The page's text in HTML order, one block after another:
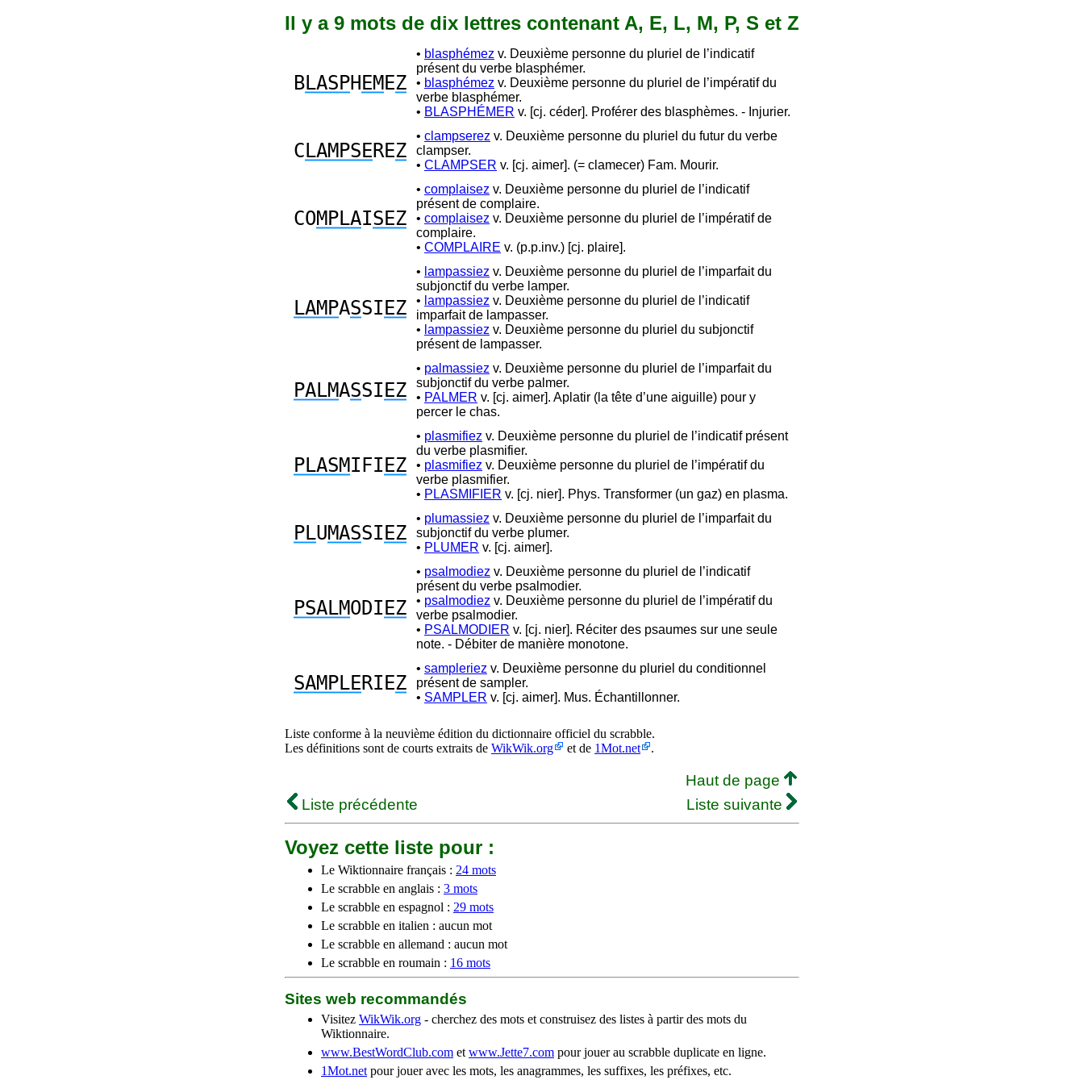
Il y a 9 mots de dix lettres contenant A, E, L, M, P, S et Z
BLASPH EM EZ
• blasphémez v. Deuxième personne du pluriel de l’indicatif
présent du verbe blasphémer.
• blasphémez v. Deuxième personne du pluriel de l’impératif du
verbe blasphémer.
• BLASPHÉMER v. [cj. céder]. Proférer des blasphèmes. - Injurier.
C LAMPSEREZ
• clampserez v. Deuxième personne du pluriel du futur du verbe
clampser.
• CLAMPSER v. [cj. aimer]. (= clamecer) Fam. Mourir.
COMPLAISEZ
• complaisez v. Deuxième personne du pluriel de l’indicatif
présent de complaire.
• complaisez v. Deuxième personne du pluriel de l’impératif de
complaire.
• COMPLAIRE v. (p.p.inv.) [cj. plaire].
LAMPASSI EZ
• lampassiez v. Deuxième personne du pluriel de l’imparfait du
subjonctif du verbe lamper.
• lampassiez v. Deuxième personne du pluriel de l’indicatif
imparfait de lampasser.
• lampassiez v. Deuxième personne du pluriel du subjonctif
présent de lampasser.
PALMASSI EZ
• palmassiez v. Deuxième personne du pluriel de l’imparfait du
subjonctif du verbe palmer.
• PALMER v. [cj. aimer]. Aplatir (la tête d’une aiguille) pour y
percer le chas.
PLASMIFI EZ
• plasmifiez v. Deuxième personne du pluriel de l’indicatif présent
du verbe plasmifier.
• plasmifiez v. Deuxième personne du pluriel de l’impératif du
verbe plasmifier.
• PLASMIFIER v. [cj. nier]. Phys. Transformer (un gaz) en plasma.
PLUMASSI EZ
• plumassiez v. Deuxième personne du pluriel de l’imparfait du
subjonctif du verbe plumer.
• PLUMER v. [cj. aimer].
PSALMODI EZ
• psalmodiez v. Deuxième personne du pluriel de l’indicatif
présent du verbe psalmodier.
• psalmodiez v. Deuxième personne du pluriel de l’impératif du
verbe psalmodier.
• PSALMODIER v. [cj. nier]. Réciter des psaumes sur une seule
note. - Débiter de manière monotone.
SAMPLERIEZ
• sampleriez v. Deuxième personne du pluriel du conditionnel
présent de sampler.
• SAMPLER v. [cj. aimer]. Mus. Échantillonner.
Liste conforme à la neuvième édition du dictionnaire officiel du scrabble.
Les définitions sont de courts extraits de WikWik.org et de 1Mot.net .
Haut de page
Liste précédente
Liste suivante
Voyez cette liste pour :
Le Wiktionnaire français : 24 mots
Le scrabble en anglais : 3 mots
Le scrabble en espagnol : 29 mots
Le scrabble en italien : aucun mot
Le scrabble en allemand : aucun mot
Le scrabble en roumain : 16 mots
Sites web recommandés
Visitez WikWik.org - cherchez des mots et construisez des listes à partir des mots du
Wiktionnaire.
www.BestWordClub.com et www.Jette7.com pour jouer au scrabble duplicate en ligne.
1Mot.net pour jouer avec les mots, les anagrammes, les suffixes, les préfixes, etc.